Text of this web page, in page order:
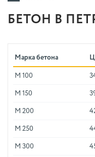
БЕТОН В
Марка бетона
М 100
М 150
М 200
М 250
М 300